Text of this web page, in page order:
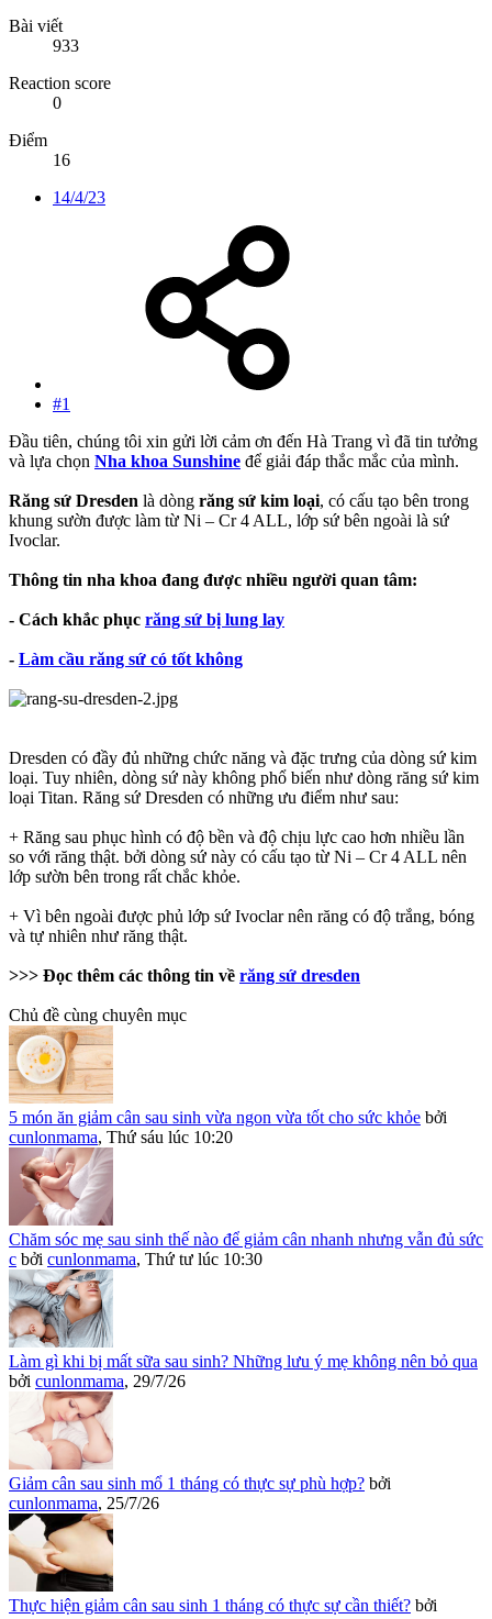
Bài viết
933
Reaction score
0
Điểm
16
14/4/23
#1
Đầu tiên, chúng tôi xin gửi lời cảm ơn đến Hà Trang vì đã tin tưởng
và lựa chọn Nha khoa Sunshine để giải đáp thắc mắc của mình.
Răng sứ Dresden là dòng răng sứ kim loại, có cấu tạo bên trong
khung sườn được làm từ Ni – Cr 4 ALL, lớp sứ bên ngoài là sứ
Ivoclar.
Thông tin nha khoa đang được nhiều người quan tâm:
- Cách khắc phục răng sứ bị lung lay
- Làm cầu răng sứ có tốt không
Dresden có đầy đủ những chức năng và đặc trưng của dòng sứ kim
loại. Tuy nhiên, dòng sứ này không phổ biến như dòng răng sứ kim
loại Titan. Răng sứ Dresden có những ưu điểm như sau:
+ Răng sau phục hình có độ bền và độ chịu lực cao hơn nhiều lần
so với răng thật. bởi dòng sứ này có cấu tạo từ Ni – Cr 4 ALL nên
lớp sườn bên trong rất chắc khỏe.
+ Vì bên ngoài được phủ lớp sứ Ivoclar nên răng có độ trắng, bóng
và tự nhiên như răng thật.
>>> Đọc thêm các thông tin về răng sứ dresden
Chủ đề cùng chuyên mục
5 món ăn giảm cân sau sinh vừa ngon vừa tốt cho sức khỏe bởi
cunlonmama, Thứ sáu lúc 10:20
Chăm sóc mẹ sau sinh thế nào để giảm cân nhanh nhưng vẫn đủ sức
c bởi cunlonmama, Thứ tư lúc 10:30
Làm gì khi bị mất sữa sau sinh? Những lưu ý mẹ không nên bỏ qua
bởi cunlonmama, 29/7/26
Giảm cân sau sinh mổ 1 tháng có thực sự phù hợp? bởi
cunlonmama, 25/7/26
Thực hiện giảm cân sau sinh 1 tháng có thực sự cần thiết? bởi